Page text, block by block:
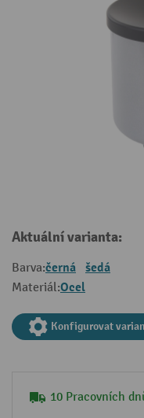
Aktuální varianta:
Barva:černá šedá
Materiál:Ocel
Konfigurovat
10 Pracovních